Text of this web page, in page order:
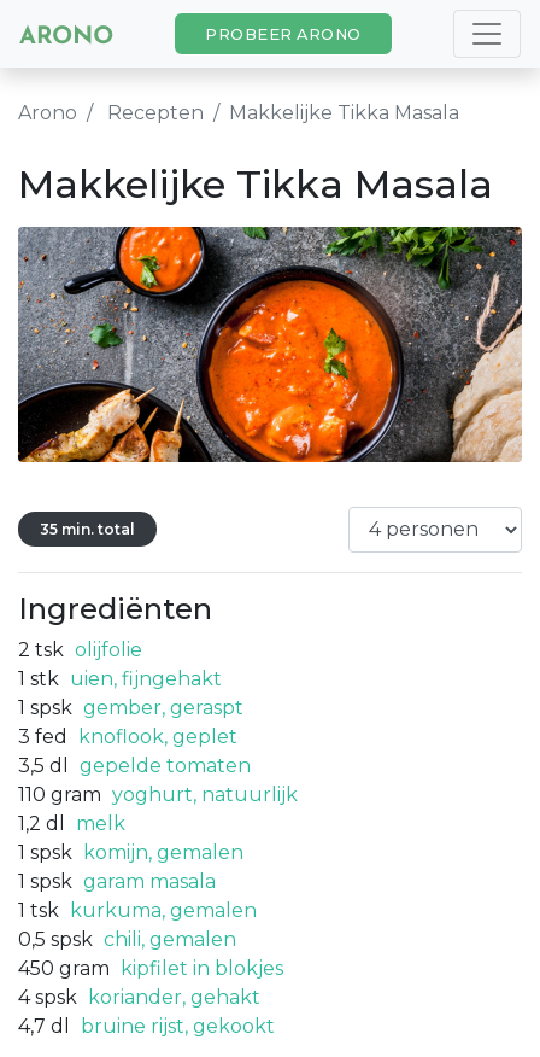
PROBEER ARONO
Arono Recepten Makkelijke Tikka Masala
Makkelijke Tikka Masala
35 min. total
Ingrediënten
2 tsk olijfolie
1 stk uien, fijngehakt
1 spsk gember, geraspt
3 fed
knoflook, geplet
3,5 dl
gepelde tomaten
110 gram yoghurt, natuurlijk
1,2 dl
melk
1 spsk
komijn, gemalen
1 spsk garam masala
1 tsk
kurkuma, gemalen
0,5 spsk chili, gemalen
450 gram
kipfilet in blokjes
4 spsk
koriander, gehakt
4,7 dl bruine rijst, gekookt